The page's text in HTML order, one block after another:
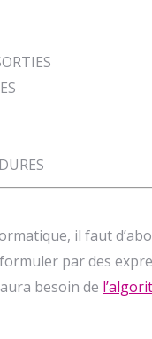
il faut
par des
besoin de